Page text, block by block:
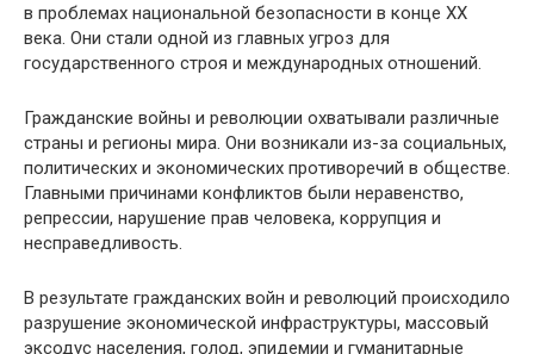
в проблемах национальной безопасности в конце ХХ
века. Они стали одной из главных угроз для
государственного строя и международных отношений.
Гражданские войны и революции охватывали различные
страны и регионы мира. Они возникали из-за социальных,
политических и экономических противоречий в обществе.
Главными причинами конфликтов были неравенство,
репрессии, нарушение прав человека, коррупция и
несправедливость.
В результате гражданских войн и революций происходило
разрушение экономической инфраструктуры, массовый
эксодус населения, голод, эпидемии и гуманитарные